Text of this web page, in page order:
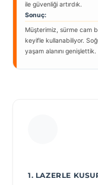
ile güvenliği artırdık.
Sonuç:
Müşterimiz, sürme cam
keyifle kullanabiliyor.
yaşam alanını
1. LAZERLE